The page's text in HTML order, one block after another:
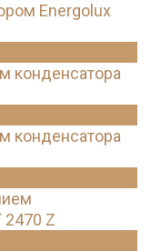
Energolux
конденсатора
конденсатора
2470 Z